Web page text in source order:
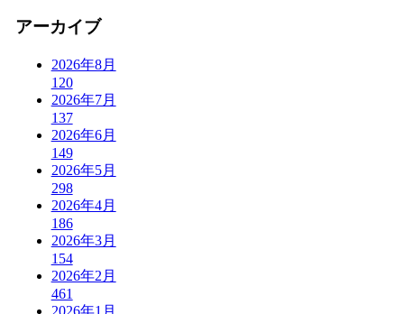
アーカイブ
2026年8月
120
2026年7月
137
2026年6月
149
2026年5月
298
2026年4月
186
2026年3月
154
2026年2月
461